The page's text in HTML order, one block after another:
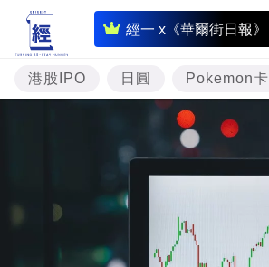
經一 x《華爾街日報》
即
時
財
經
投
樓
港股IPO 日圓 Pokemon卡